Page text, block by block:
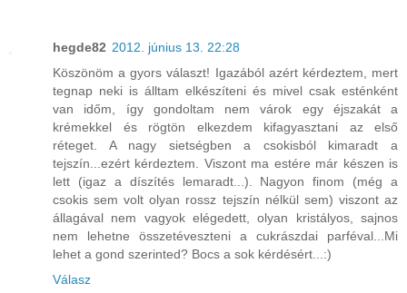
hegde82 2012. június 13. 22:28
Köszönöm a gyors választ! Igazából azért kérdeztem, mert
tegnap neki is álltam elkészíteni és mivel csak esténként
van időm, így gondoltam nem várok egy éjszakát a
krémekkel és rögtön elkezdem kifagyasztani az első
réteget. A nagy sietségben a csokisból kimaradt a
tejszín...ezért kérdeztem. Viszont ma estére már készen is
lett (igaz a díszítés lemaradt...). Nagyon finom (még a
csokis sem volt olyan rossz tejszín nélkül sem) viszont az
állagával nem vagyok elégedett, olyan kristályos, sajnos
nem lehetne összetéveszteni a cukrászdai parféval...Mi
lehet a gond szerinted? Bocs a sok kérdésért...:)
Válasz